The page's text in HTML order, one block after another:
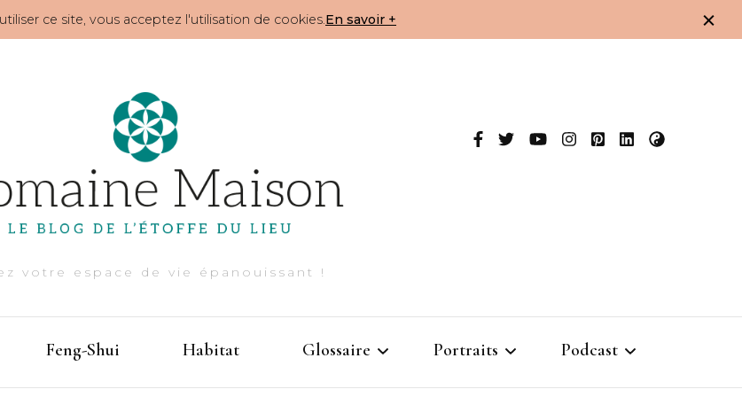
ce site, vous acceptez l'utilisation de cookies.En savoir +
votre espace de vie épanouissant !
Feng-Shui Habitat Glossaire Portraits Podcast